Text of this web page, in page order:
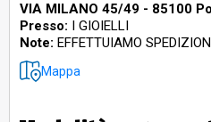
VIA MILANO 45/49 - 85100
Presso: I GIOIELLI
Note: EFFETTUIAMO
Mappa